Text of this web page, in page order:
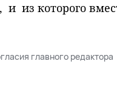
из которого
главного редактора